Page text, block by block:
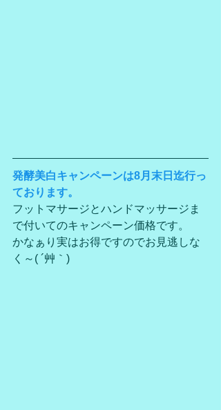
発酵美白キャンペーンは8月末日迄行っ
ております。
フットマサージとハンドマッサージま
で付いてのキャンペーン価格です。
かなぁり実はお得ですのでお見逃しな
く～( ´艸｀)